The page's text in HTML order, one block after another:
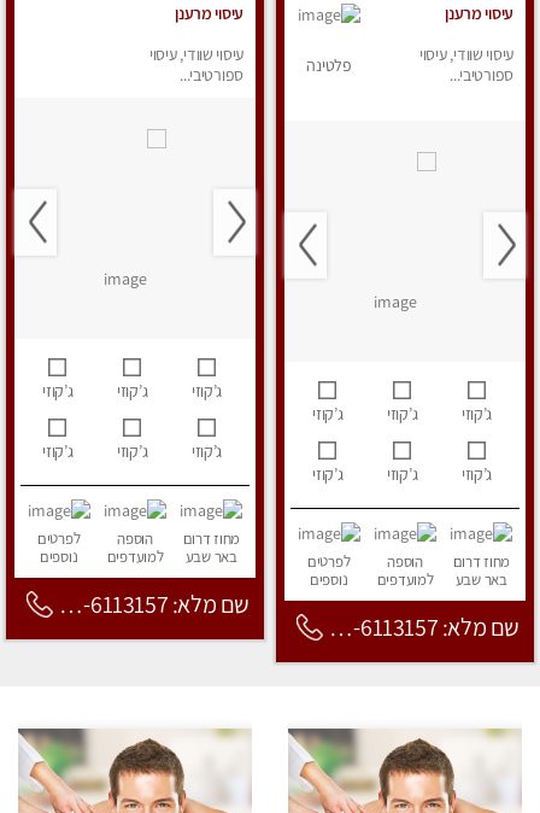
עיסוי מרענן
עיסוי שוודי, עיסוי
ספורטיבי...
פלטינה
ג’קוזי ג’קוזי ג’קוזי
ג’קוזי ג’קוזי ג’קוזי
מחוז דרום
באר שבע
הוספה
למועדפים
לפרטים
נוספים
שם מלא: 053-6113157
עיסוי מרענן
עיסוי שוודי, עיסוי
ספורטיבי...
ג’קוזי ג’קוזי ג’קוזי
ג’קוזי ג’קוזי ג’קוזי
מחוז דרום
באר שבע
הוספה
למועדפים
לפרטים
נוספים
שם מלא: 053-6113157